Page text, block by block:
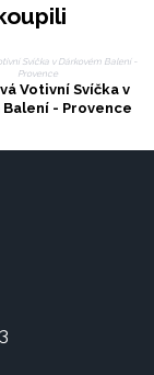
Votivní Svíčka v
Balení - Provence